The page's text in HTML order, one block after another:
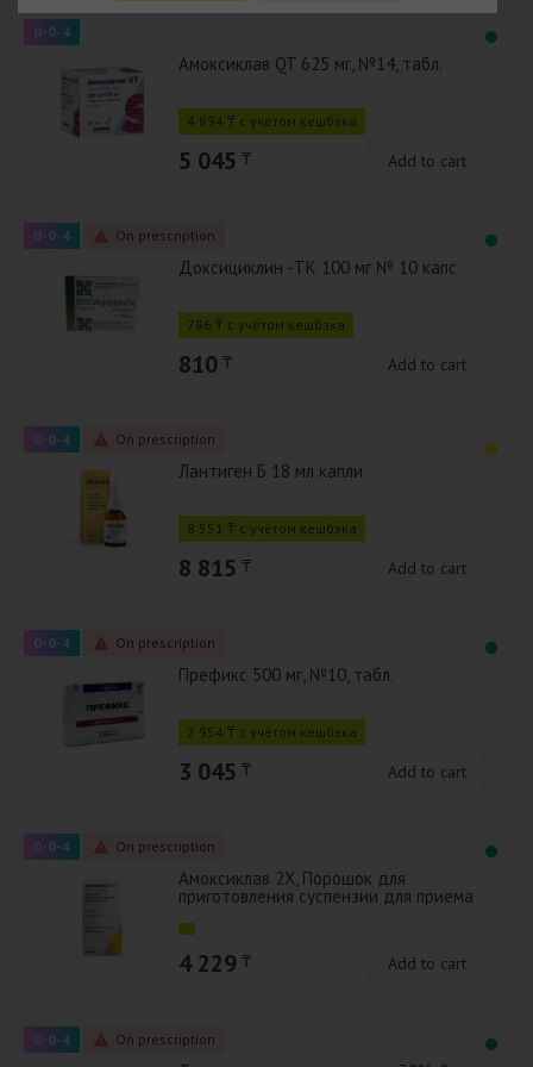
0-0-4
Амоксиклав QT 625 мг, №14, табл.
4 894 ₸ с учётом кешбэка
5 045 ₸ Add to cart
0-0-4 On prescription
Доксициклин -ТК 100 мг № 10 капс
786 ₸ с учётом кешбэка
810 ₸ Add to cart
0-0-4 On prescription
Лантиген Б 18 мл капли
8 551 ₸ с учётом кешбэка
8 815 ₸ Add to cart
0-0-4 On prescription
Префикс 500 мг, №10, табл.
2 954 ₸ с учётом кешбэка
3 045 ₸ Add to cart
0-0-4 On prescription
Амоксиклав 2Х, Порошок для
приготовления суспензии для приема
4 229 ₸ Add to cart
0-0-4 On prescription